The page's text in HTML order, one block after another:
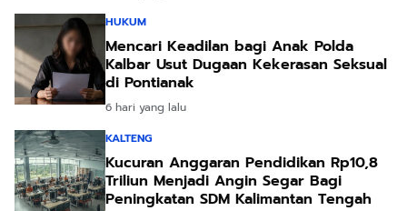
HUKUM
Mencari Keadilan bagi Anak Polda
Kalbar Usut Dugaan Kekerasan Seksual
di Pontianak
6 hari yang lalu
KALTENG
Kucuran Anggaran Pendidikan Rp10,8
Triliun Menjadi Angin Segar Bagi
Peningkatan SDM Kalimantan Tengah